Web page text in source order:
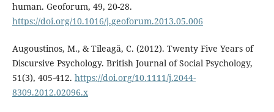
human. Geoforum, 49, 20-28.
https://doi.org/10.1016/j.geoforum.2013.05.006
Augoustinos, M., & Tileagǎ, C. (2012). Twenty Five Years of
Discursive Psychology. British Journal of Social Psychology,
51(3), 405-412. https://doi.org/10.1111/j.2044-
8309.2012.02096.x